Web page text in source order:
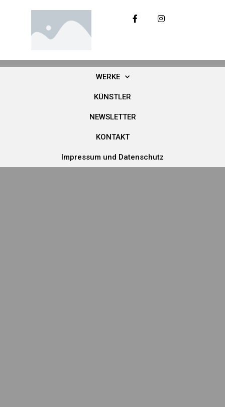
WERKE
KÜNSTLER
NEWSLETTER
KONTAKT
Impressum und Datenschutz